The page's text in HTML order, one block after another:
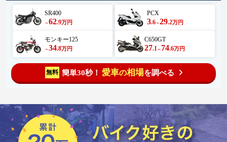
SR400
～62.9万円
PCX
3.6～29.2万円
モンキー125
～34.8万円
C650GT
27.1 ～ 74.6万円
無料 簡単30秒！ 愛車の相場を調べる